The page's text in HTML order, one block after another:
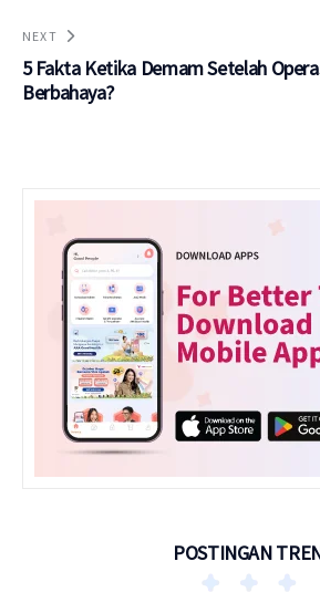
NEXT
5 Fakta Ketika Demam Setelah
Berbahaya?
POSTINGAN